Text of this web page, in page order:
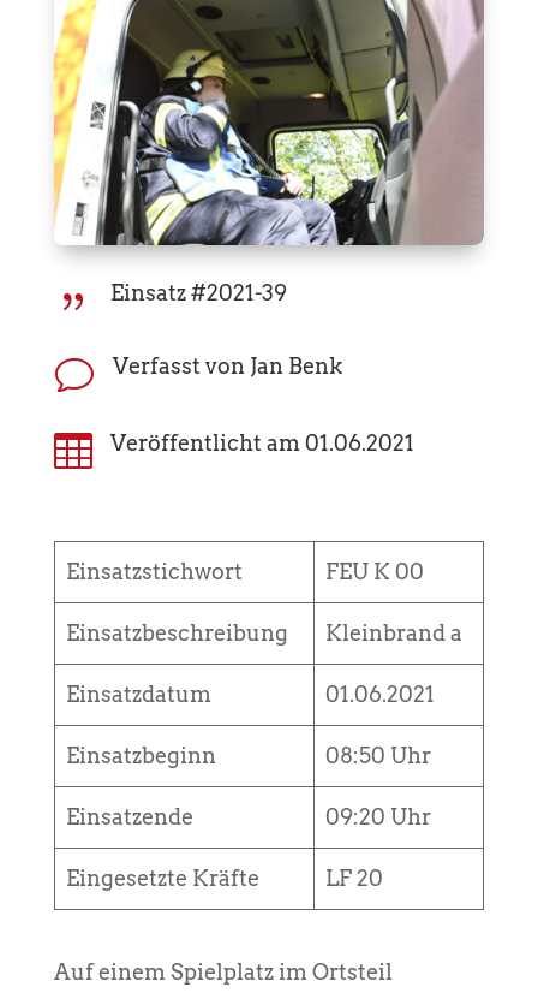
{ Einsatz #2021-39
v Verfasst von Jan Benk
 Veröffentlicht am 01.06.2021
Einsatzstichwort FEU K 00
Einsatzbeschreibung Kleinbrand a
Einsatzdatum 01.06.2021
Einsatzbeginn 08:50 Uhr
Einsatzende 09:20 Uhr
Eingesetzte Kräfte LF 20
Auf einem Spielplatz im Ortsteil